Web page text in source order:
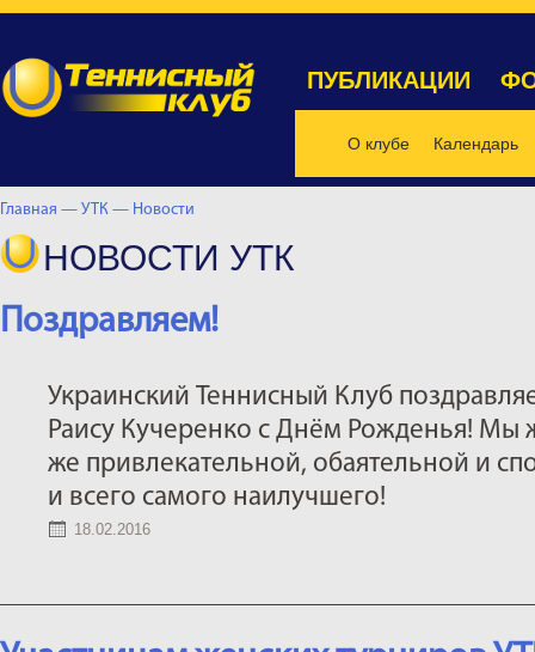
ПУБЛИКАЦИИ
О клубе Календарь
Главная — УТК — Новости
НОВОСТИ УТК
Поздравляем!
Украинский Теннисный Клуб
Раису Кучеренко с Днём Рожденья! Мы
же привлекательной, обаятельной и
и всего самого наилучшего!
18.02.2016